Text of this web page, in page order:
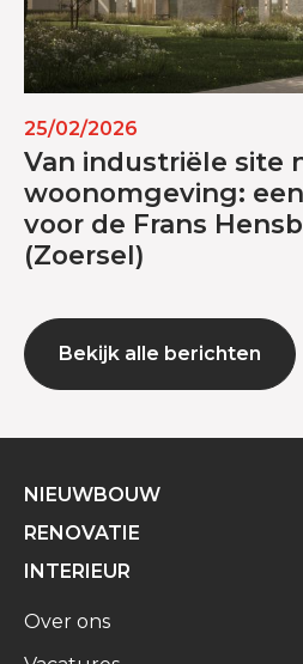
25/02/2026
Van industriële site
woonomgeving:
voor de Frans
(Zoersel)
Bekijk alle berichten
NIEUWBOUW
RENOVATIE
INTERIEUR
Over ons